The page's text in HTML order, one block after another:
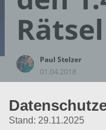
Rätsel
Paul Stelzer
01.04.2018
App
Mit
JETZT
Stand: 29.11.2025